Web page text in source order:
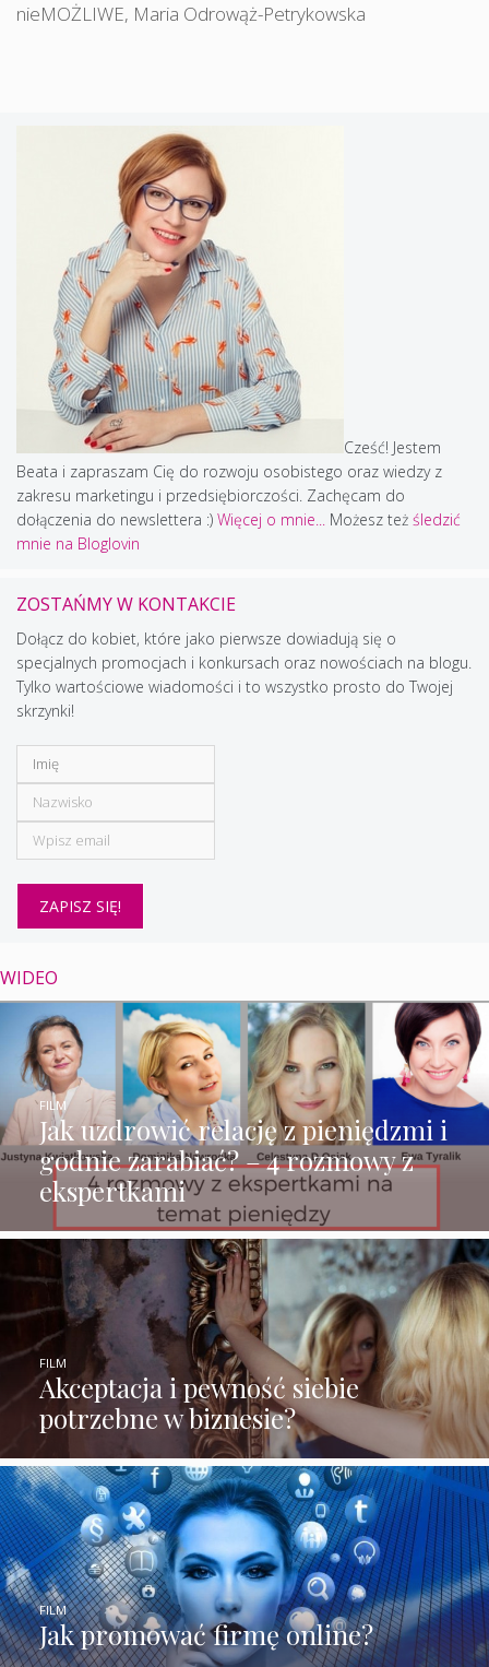
nieMOŻLIWE, Maria Odrowąż-Petrykowska
Cześć! Jestem
Beata i zapraszam Cię do rozwoju osobistego oraz wiedzy z
zakresu marketingu i przedsiębiorczości. Zachęcam do
dołączenia do newslettera :) Więcej o mnie... Możesz też śledzić
mnie na Bloglovin
ZOSTAŃMY W KONTAKCIE
Dołącz do kobiet, które jako pierwsze dowiadują się o
specjalnych promocjach i konkursach oraz nowościach na blogu.
Tylko wartościowe wiadomości i to wszystko prosto do Twojej
skrzynki!
WIDEO
Jak uzdrowić relację z pieniędzmi i
godnie zarabiać? – 4 rozmowy z
ekspertkami
FILM
Akceptacja i pewność siebie
potrzebne w biznesie?
FILM
Jak promować firmę online?
FILM